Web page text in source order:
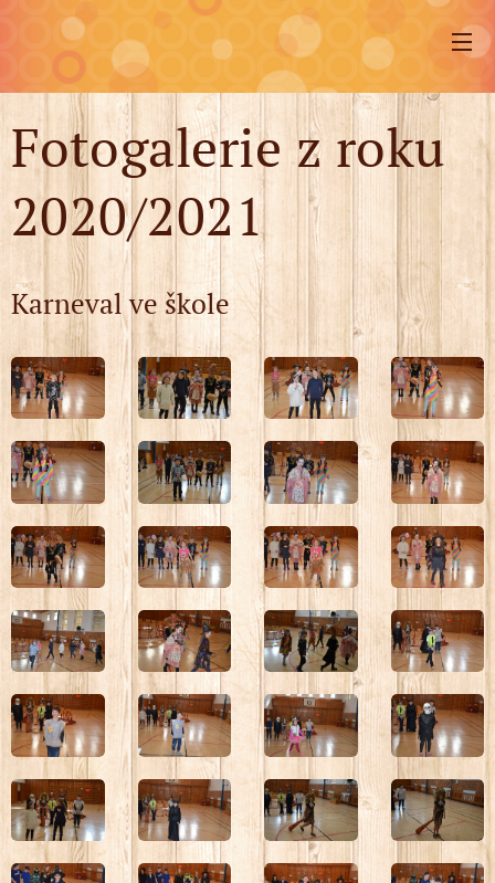
Fotogalerie z roku
2020/2021
Karneval ve škole